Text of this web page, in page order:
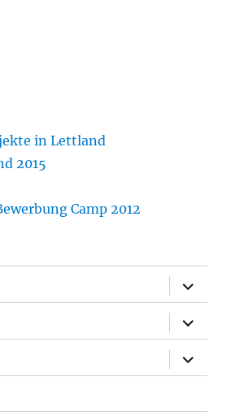
in Lettland
2015
Camp 2012
anzeigen
anzeigen
anzeigen